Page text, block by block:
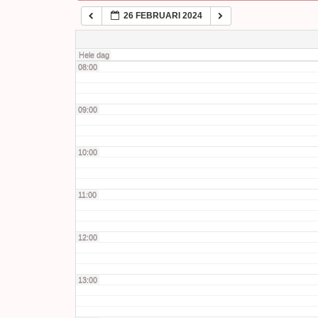
26 FEBRUARI 2024
Hele dag
07:00
08:00
09:00
10:00
11:00
12:00
13:00